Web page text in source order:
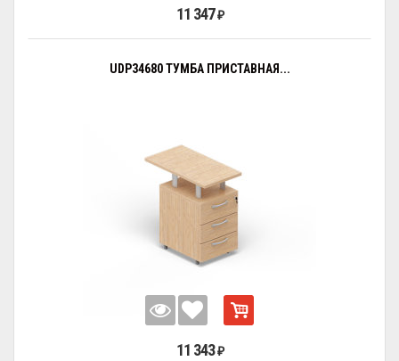
11 347 ₽
UDP34680 ТУМБА ПРИСТАВНАЯ...
11 343 ₽